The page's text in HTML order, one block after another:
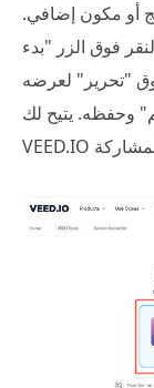
أو مكون إضافي.
فوق الزر "بدء
"تحرير" لعرضه
وحفظه. يتيح لك